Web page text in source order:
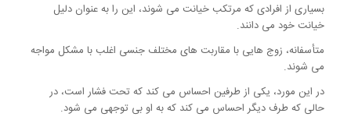
بسیاری از افرادی که مرتکب خیانت می شوند، این را به عنوان دلیل
خیانت خود می دانند.
متأسفانه، زوج هایی با مقاربت های مختلف جنسی اغلب با مشکل مواجه
می شوند.
در این مورد، یکی از طرفین احساس می کند که تحت فشار است، در
حالی که طرف دیگر احساس می کند که به او بی توجهی می شود.